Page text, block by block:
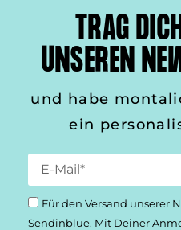
TRAG
UNSEREN
und habe
ein
Für den Versand unserer
Sendinblue. Mit Deiner